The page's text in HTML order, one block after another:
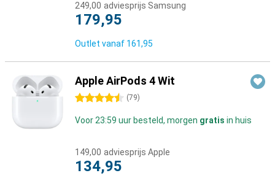
249,00 adviesprijs Samsung
179,95
Outlet vanaf 161,95
Apple AirPods 4 Wit
4.5 sterren (79)
Voor 23:59 uur besteld, morgen gratis in huis
149,00 adviesprijs Apple
134,95